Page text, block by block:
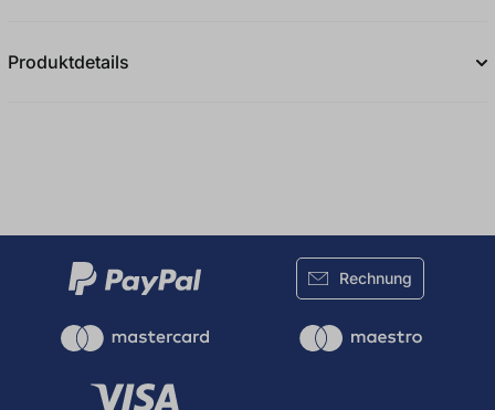
Produktdetails
Rechnung